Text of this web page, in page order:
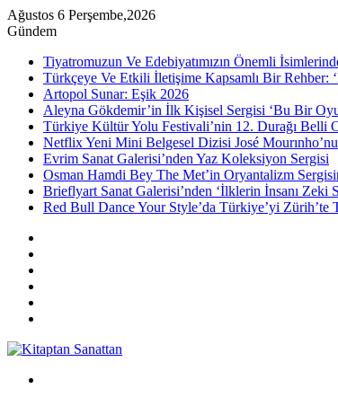
Ağustos 6 Perşembe,2026
Gündem
Tiyatromuzun Ve Edebiyatımızın Önemli
Türkçeye Ve Etkili İletişime Kapsamlı Bir Rehber:
Artopol Sunar: Eşik 2026
Aleyna Gökdemir’in İlk Kişisel Sergisi ‘Bu Bir
Türkiye Kültür Yolu Festivali’nin 12. Durağı Belli
Netflix Yeni Mini Belgesel Dizisi José
Evrim Sanat Galerisi’nden Yaz Koleksiyon Sergisi
Osman Hamdi Bey The Met’in Oryantalizm
Brieflyart Sanat Galerisi’nden ‘İlklerin İnsanı Zeki
Red Bull Dance Your Style’da Türkiye’yi Zürih’te